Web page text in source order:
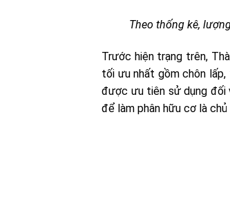
Theo thống kê,
Trước hiện trạng trên,
tối ưu nhất gồm chôn
được ưu tiên sử dụng đối
để làm phân hữu cơ là chủ